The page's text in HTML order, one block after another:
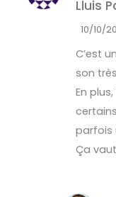
sur 5
Lluis
10/10/
C’est
son
En
parfois
Ça